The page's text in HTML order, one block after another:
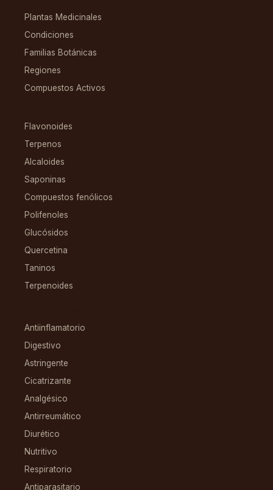
Plantas Medicinales
Condiciones
Familias Botánicas
Regiones
Compuestos Activos
Flavonoides
Terpenos
Alcaloides
Saponinas
Compuestos fenólicos
Polifenoles
Glucósidos
Quercetina
Taninos
Terpenoides
Antiinflamatorio
Digestivo
Astringente
Cicatrizante
Analgésico
Antirreumático
Diurético
Nutritivo
Respiratorio
Antiparasitario